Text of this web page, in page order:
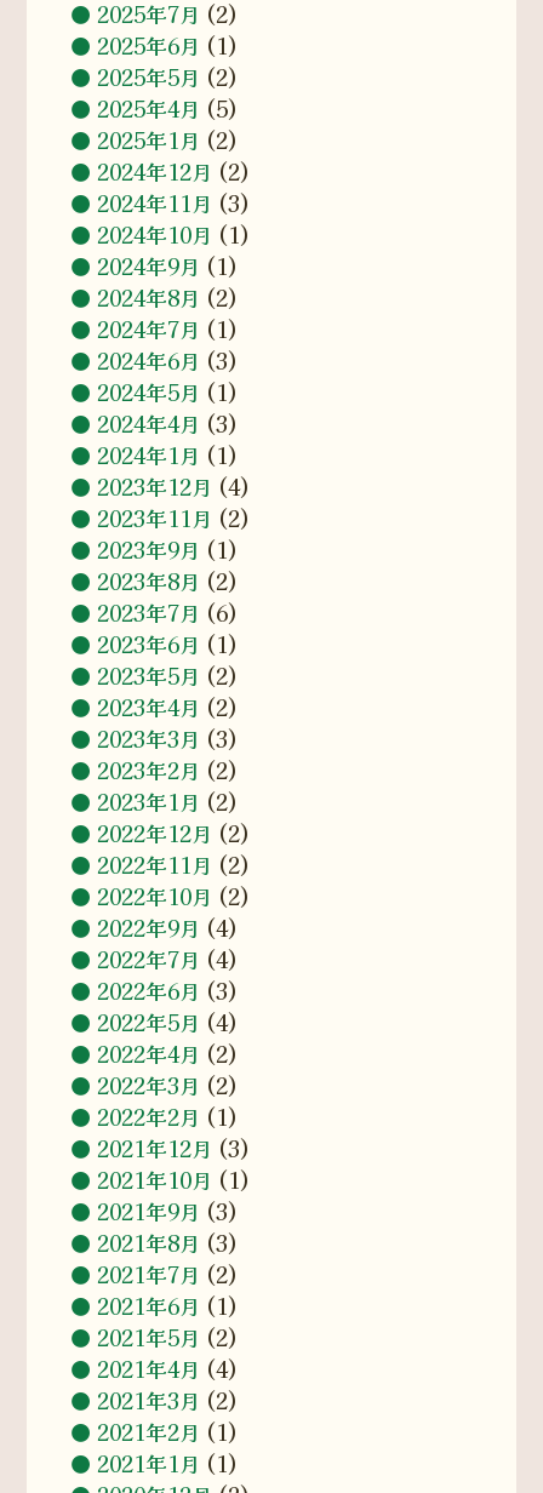
2025年7月 (2)
2025年6月 (1)
2025年5月 (2)
2025年4月 (5)
2025年1月 (2)
2024年12月 (2)
2024年11月 (3)
2024年10月 (1)
2024年9月 (1)
2024年8月 (2)
2024年7月 (1)
2024年6月 (3)
2024年5月 (1)
2024年4月 (3)
2024年1月 (1)
2023年12月 (4)
2023年11月 (2)
2023年9月 (1)
2023年8月 (2)
2023年7月 (6)
2023年6月 (1)
2023年5月 (2)
2023年4月 (2)
2023年3月 (3)
2023年2月 (2)
2023年1月 (2)
2022年12月 (2)
2022年11月 (2)
2022年10月 (2)
2022年9月 (4)
2022年7月 (4)
2022年6月 (3)
2022年5月 (4)
2022年4月 (2)
2022年3月 (2)
2022年2月 (1)
2021年12月 (3)
2021年10月 (1)
2021年9月 (3)
2021年8月 (3)
2021年7月 (2)
2021年6月 (1)
2021年5月 (2)
2021年4月 (4)
2021年3月 (2)
2021年2月 (1)
2021年1月 (1)